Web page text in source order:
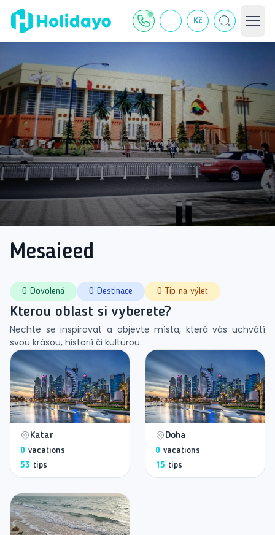
Kč
Mesaieed
0 Dovolená 0 Destinace 0 Tip na výlet
Kterou oblast si vyberete?
Nechte se inspirovat a objevte místa, která vás uchvátí
svou krásou, historií či kulturou.
Katar
0 vacations
53 tips
Doha
0 vacations
15 tips